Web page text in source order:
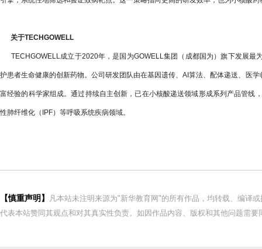
关于TECHGOWELL
TECHGOWELL成立于2020年，是国为GOWELL集团（成都国为）旗下发展最
护患者生命健康的创新药物。公司研发团队由在基因遗传、AI算法、配体递送、医
富经验的科学家组成。通过持续自主创新，已在小核酸递送领域形成系列产品管
性肺纤维化（IPF）等呼吸系统疾病领域。
【慎重声明】
凡本站未注明来源为"新华教育网"的所有作品，均转载、编译
代表本站赞同其观点和对其真实性负责。如因作品内容、版权和其他问题需